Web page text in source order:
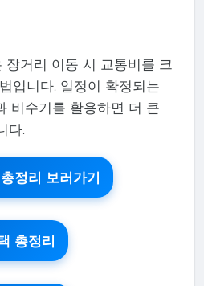
장거리 이동 시 교통비를 크
입니다. 일정이 확정되는
비수기를 활용하면 더 큰
다.
정리 보러가기
총정리